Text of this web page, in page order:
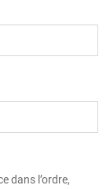
dans l’ordre,